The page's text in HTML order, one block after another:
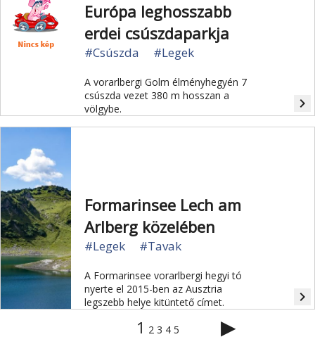
Európa leghosszabb
erdei csúszdaparkja
#Csúszda #Legek
A vorarlbergi Golm élményhegyén 7
csúszda vezet 380 m hosszan a
völgybe.
navigate_next
Formarinsee Lech am
Arlberg közelében
#Legek #Tavak
A Formarinsee vorarlbergi hegyi tó
nyerte el 2015-ben az Ausztria
legszebb helye kitüntető címet.
navigate_next
1 2 3 4 5 ▶